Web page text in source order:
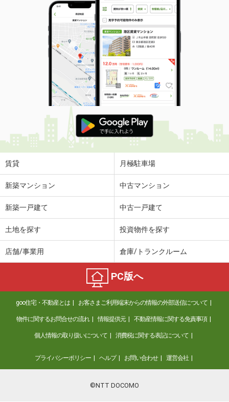
賃貸 月極駐車場
新築マンション 中古マンション
新築一戸建て 中古一戸建て
土地を探す 投資物件を探す
店舗/事業用 倉庫/トランクルーム
PC版へ
goo住宅・不動産とは お客さまご利用端末からの情報の外部送信について
物件に関するお問合せの流れ 情報提供元 不動産情報に関する免責事項
個人情報の取り扱いについて 消費税に関する表記について
プライバシーポリシー ヘルプ お問い合わせ 運営会社
©NTT DOCOMO